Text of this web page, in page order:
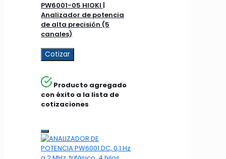
PW6001-05 HIOKI |
Analizador de potencia
de alta precisión (5
canales)
Cotizar
Producto agregado
con éxito a la lista de
cotizaciones